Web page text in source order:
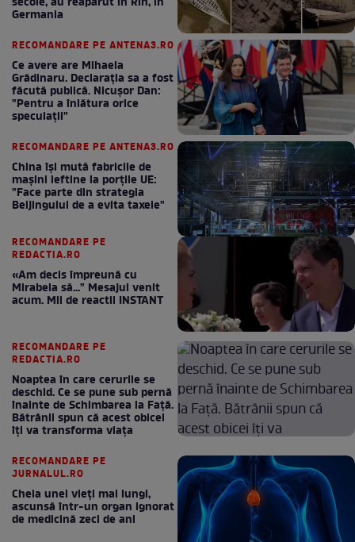
Germania
RECOMANDARE PE ANTENA3.RO
Ce avere are Mihaela
Grădinaru. Declarația sa a fost
făcută publică. Nicușor Dan:
"Pentru a înlătura orice
speculații"
RECOMANDARE PE ANTENA3.RO
China își mută fabricile de
mașini ieftine la porțile UE:
"Face parte din strategia
Beijingului de a evita taxele"
RECOMANDARE PE
REDACTIA.RO
«Am decis împreună cu
Mirabela să..." Mesajul venit
acum. Mii de reactii INSTANT
RECOMANDARE PE
REDACTIA.RO
Noaptea în care cerurile se
deschid. Ce se pune sub pernă
înainte de Schimbarea la Față.
Bătrânii spun că acest obicei
îți va transforma viața
RECOMANDARE PE
JURNALUL.RO
Cheia unei vieți mai lungi,
ascunsă într-un organ ignorat
de medicină zeci de ani